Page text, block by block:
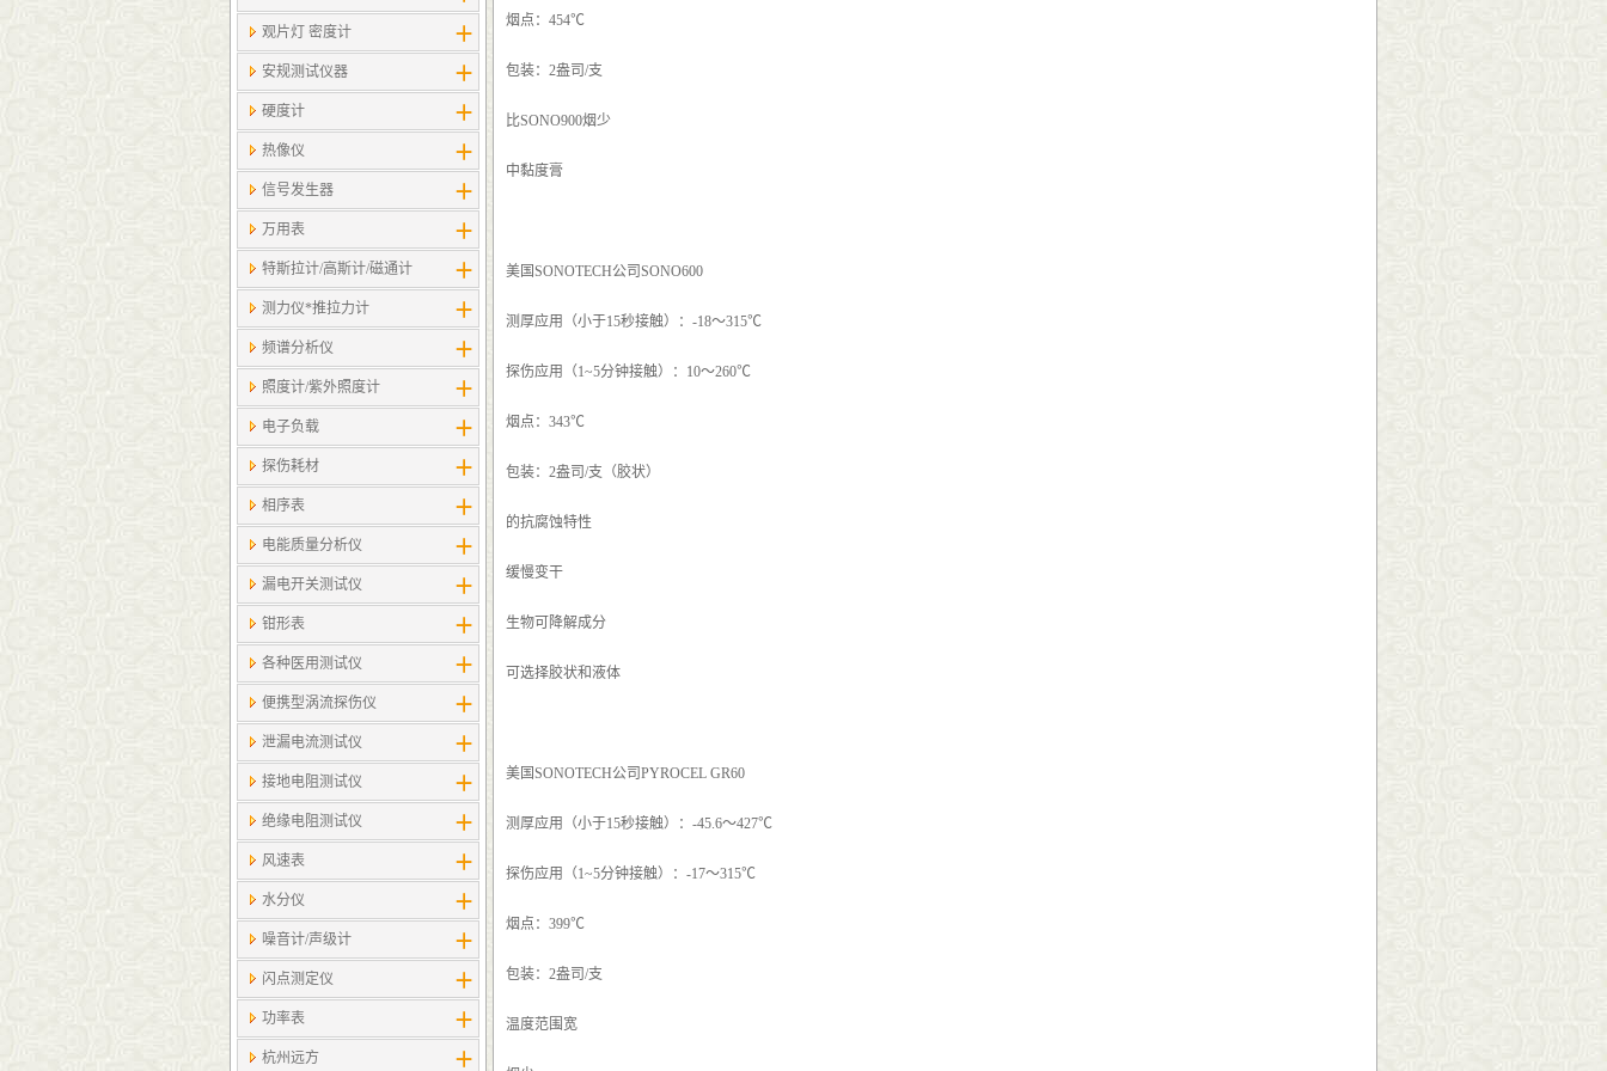
观片灯 密度计
安规测试仪器
硬度计
热像仪
信号发生器
万用表
特斯拉计/高斯计​/磁通计
测力仪*推拉力计
频谱分析仪
照度计/紫外照度计
电子负载
探伤耗材
相序表
电能质量分析仪
漏电开关测试仪
钳形表
各种医用测试仪
便携型涡流探伤仪
泄漏电流测试仪
接地电阻测试仪
绝缘电阻测试仪
风速表
水分仪
噪音计/声级计
闪点测定仪
功率表
杭州远方
烟点：454℃
包装：2盎司/支
比SONO900烟少
中黏度膏
美国SONOTECH公司SONO600
测厚应用（小于15秒接触）：-18～315℃
探伤应用（1~5分钟接触）：10～260℃
烟点：343℃
包装：2盎司/支（胶状）
的抗腐蚀特性
缓慢变干
生物可降解成分
可选择胶状和液体
美国SONOTECH公司PYROCEL GR60
测厚应用（小于15秒接触）：-45.6～427℃
探伤应用（1~5分钟接触）：-17～315℃
烟点：399℃
包装：2盎司/支
温度范围宽